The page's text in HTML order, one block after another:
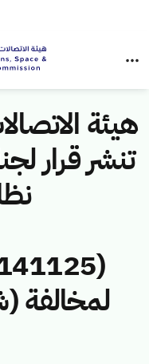
هيئة
تنشر قرار
لمخالفة